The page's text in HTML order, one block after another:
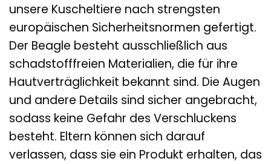
unsere Kuscheltiere nach strengsten
europäischen Sicherheitsnormen gefertigt.
Der Beagle besteht ausschließlich aus
schadstofffreien Materialien, die für ihre
Hautverträglichkeit bekannt sind. Die Augen
und andere Details sind sicher angebracht,
sodass keine Gefahr des Verschluckens
besteht. Eltern können sich darauf
verlassen, dass sie ein Produkt erhalten, das